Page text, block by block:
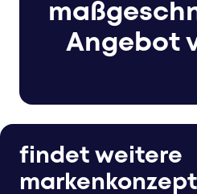
Angebot
findet weitere